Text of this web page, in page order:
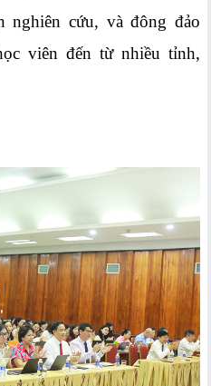
nghiên cứu, và đông đảo
viên đến từ nhiều tỉnh,